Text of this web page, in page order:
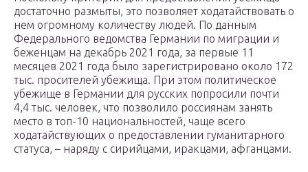
достаточно размыты, это позволяет ходатайствовать о
нем огромному количеству людей. По данным
Федерального ведомства Германии по миграции и
беженцам на декабрь 2021 года, за первые 11
месяцев 2021 года было зарегистрировано около 172
тыс. просителей убежища. При этом политическое
убежище в Германии для русских попросили почти
4,4 тыс. человек, что позволило россиянам занять
место в топ-10 национальностей, чаще всего
ходатайствующих о предоставлении гуманитарного
статуса, – наряду с сирийцами, иракцами, афганцами.